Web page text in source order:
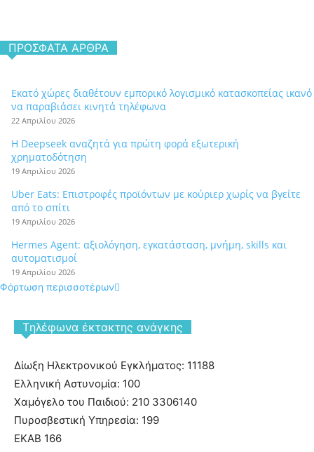
ΠΡΌΣΦΑΤΑ ΆΡΘΡΑ
Εκατό χώρες διαθέτουν εμπορικό λογισμικό κατασκοπείας ικανό
να παραβιάσει κινητά τηλέφωνα
22 Απριλίου 2026
Η Deepseek αναζητά για πρώτη φορά εξωτερική
χρηματοδότηση
19 Απριλίου 2026
Uber Eats: Επιστροφές προϊόντων με κούριερ χωρίς να βγείτε
από το σπίτι
19 Απριλίου 2026
Hermes Agent: αξιολόγηση, εγκατάσταση, μνήμη, skills και
αυτοματισμοί
19 Απριλίου 2026
Φόρτωση περισσοτέρων
Tηλέφωνα έκτακτης ανάγκης
Δίωξη Ηλεκτρονικού Εγκλήματος: 11188
Ελληνική Αστυνομία: 100
Χαμόγελο του Παιδιού: 210 3306140
Πυροσβεστική Υπηρεσία: 199
ΕΚΑΒ 166